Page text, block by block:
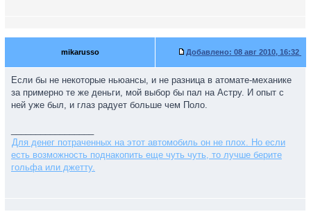
mikarusso Добавлено: 08 авг 2010, 16:32
Если бы не некоторые ньюансы, и не разница в атомате-механике
за примерно те же деньги, мой выбор бы пал на Астру. И опыт с
ней уже был, и глаз радует больше чем Поло.
Для денег потраченных на этот автомобиль он не плох. Но если
есть возможность поднакопить еще чуть чуть, то лучше берите
гольфа или джетту.